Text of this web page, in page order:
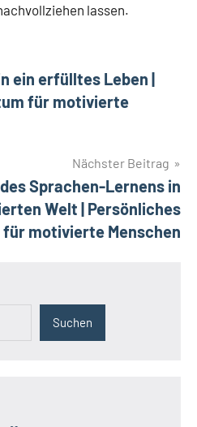
lassen.
ein erfülltes Leben |
für motivierte
Nächster Beitrag
Sprachen-Lernens in
Welt | Persönliches
motivierte Menschen
Suchen